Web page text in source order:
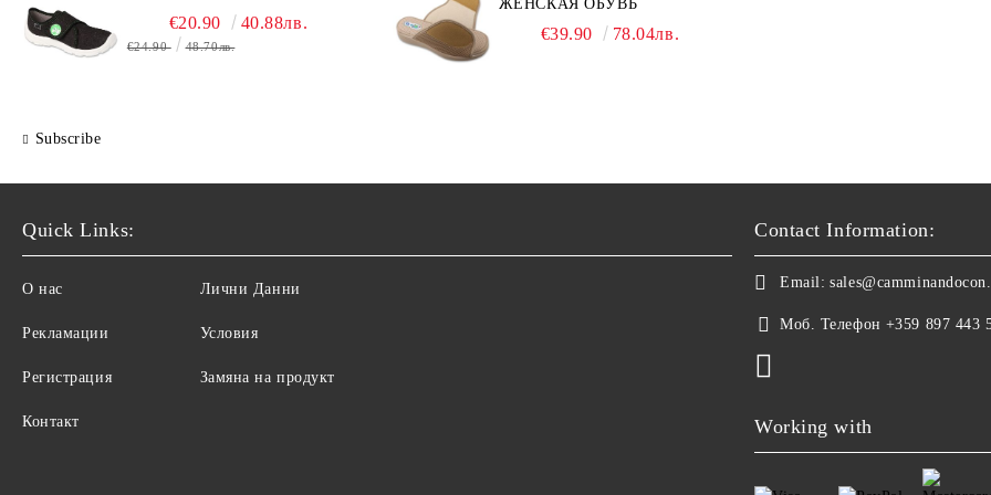
€20.90 40.88лв.
€24.90 48.70лв.
Subscribe
ЖЕНСКАЯ ОБУВЬ
€39.90 78.04лв.
Quick Links:
О нас
Рекламации
Регистрация
Контакт
Лични Данни
Условия
Замяна на продукт
Contact Information:
Email:
Моб. Телефон +359 897 443
Working with